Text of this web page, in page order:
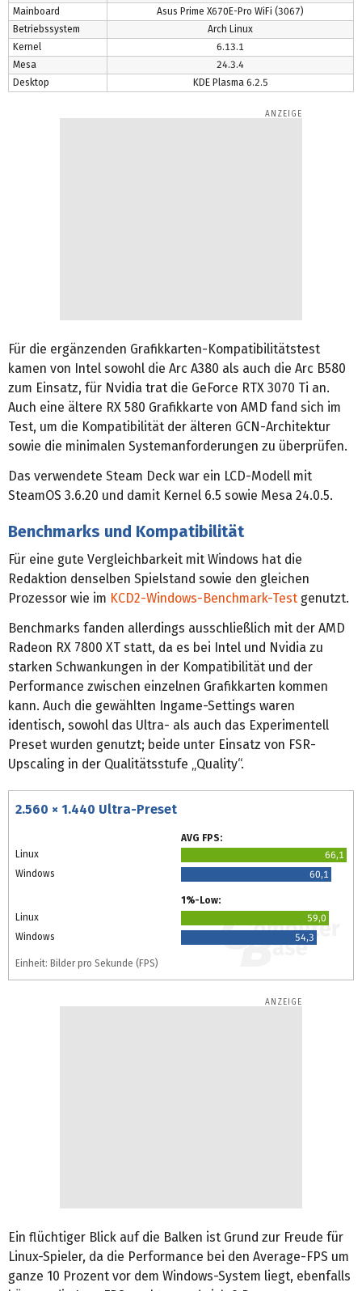
Mainboard
Asus Prime X670E-Pro WiFi (3067)
Betriebssystem
Arch Linux
Kernel
6.13.1
Mesa
24.3.4
Desktop
KDE Plasma 6.2.5
Für die ergänzenden Grafikkarten-Kompatibilitätstest
kamen von Intel sowohl die Arc A380 als auch die Arc B580
zum Einsatz, für Nvidia trat die GeForce RTX 3070 Ti an.
Auch eine ältere RX 580 Grafikkarte von AMD fand sich im
Test, um die Kompatibilität der älteren GCN-Architektur
sowie die minimalen Systemanforderungen zu überprüfen.
Das verwendete Steam Deck war ein LCD-Modell mit
SteamOS 3.6.20 und damit Kernel 6.5 sowie Mesa 24.0.5.
Benchmarks und Kompatibilität
Für eine gute Vergleichbarkeit mit Windows hat die
Redaktion denselben Spielstand sowie den gleichen
Prozessor wie im KCD2-Windows-Benchmark-Test genutzt.
Benchmarks fanden allerdings ausschließlich mit der AMD
Radeon RX 7800 XT statt, da es bei Intel und Nvidia zu
starken Schwankungen in der Kompatibilität und der
Performance zwischen einzelnen Grafikkarten kommen
kann. Auch die gewählten Ingame-Settings waren
identisch, sowohl das Ultra- als auch das Experimentell
Preset wurden genutzt; beide unter Einsatz von FSR-
Upscaling in der Qualitätsstufe „Quality“.
2.560 × 1.440 Ultra-Preset
AVG FPS:
Linux
66,1
Windows
60,1
1%-Low:
Linux
59,0
Windows
54,3
Einheit: Bilder pro Sekunde (FPS)
Ein flüchtiger Blick auf die Balken ist Grund zur Freude für
Linux-Spieler, da die Performance bei den Average-FPS um
ganze 10 Prozent vor dem Windows-System liegt, ebenfalls